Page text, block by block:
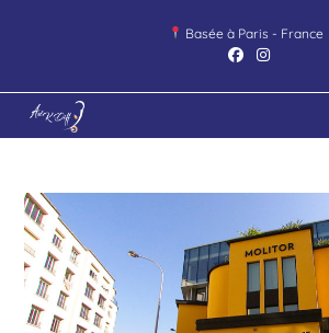
Basée à Paris - France